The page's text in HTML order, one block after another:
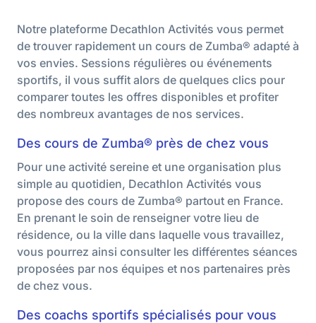
Notre plateforme Decathlon Activités vous permet
de trouver rapidement un cours de Zumba® adapté à
vos envies. Sessions régulières ou événements
sportifs, il vous suffit alors de quelques clics pour
comparer toutes les offres disponibles et profiter
des nombreux avantages de nos services.
Des cours de Zumba® près de chez vous
Pour une activité sereine et une organisation plus
simple au quotidien, Decathlon Activités vous
propose des cours de Zumba® partout en France.
En prenant le soin de renseigner votre lieu de
résidence, ou la ville dans laquelle vous travaillez,
vous pourrez ainsi consulter les différentes séances
proposées par nos équipes et nos partenaires près
de chez vous.
Des coachs sportifs spécialisés pour vous